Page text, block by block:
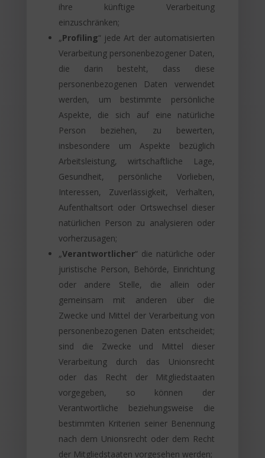
ihre künftige Verarbeitung
einzuschränken;
„Profiling“ jede Art der automatisierten
Verarbeitung personenbezogener Daten,
die darin besteht, dass diese
personenbezogenen Daten verwendet
werden, um bestimmte persönliche
Aspekte, die sich auf eine natürliche
Person beziehen, zu bewerten,
insbesondere um Aspekte bezüglich
Arbeitsleistung, wirtschaftliche Lage,
Gesundheit, persönliche Vorlieben,
Interessen, Zuverlässigkeit, Verhalten,
Aufenthaltsort oder Ortswechsel dieser
natürlichen Person zu analysieren oder
vorherzusagen;
„Verantwortlicher“ die natürliche oder
juristische Person, Behörde, Einrichtung
oder andere Stelle, die allein oder
gemeinsam mit anderen über die
Zwecke und Mittel der Verarbeitung von
personenbezogenen Daten entscheidet;
sind die Zwecke und Mittel dieser
Verarbeitung durch das Unionsrecht
oder das Recht der Mitgliedstaaten
vorgegeben, so können der
Verantwortliche beziehungsweise die
bestimmten Kriterien seiner Benennung
nach dem Unionsrecht oder dem Recht
der Mitgliedstaaten vorgesehen werden;